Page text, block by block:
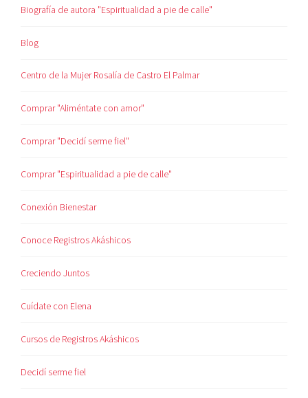
Biografía de autora "Espiritualidad a pie de calle"
Blog
Centro de la Mujer Rosalía de Castro El Palmar
Comprar "Aliméntate con amor"
Comprar "Decidí serme fiel"
Comprar "Espiritualidad a pie de calle"
Conexión Bienestar
Conoce Registros Akáshicos
Creciendo Juntos
Cuídate con Elena
Cursos de Registros Akáshicos
Decidí serme fiel